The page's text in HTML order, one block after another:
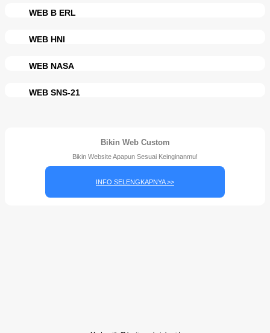
WEB B ERL
WEB HNI
WEB NASA
WEB SNS-21
Bikin Web Custom
Bikin Website Apapun Sesuai Keinginanmu!
INFO SELENGKAPNYA >>